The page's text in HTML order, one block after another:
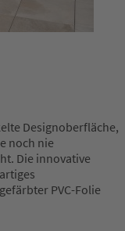
Designoberfläche,
noch nie
Die innovative
PVC-Folie